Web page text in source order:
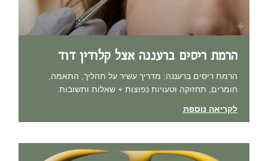
הרמת ריסים ברעננה אצל קלודין דוד
הרמת ריסים ברעננה: מדריך עשיר על תהליך, התאמה,
חומרים, תחזוקה וטעויות נפוצות + שאלות ותשובות.
לקריאה נוספת